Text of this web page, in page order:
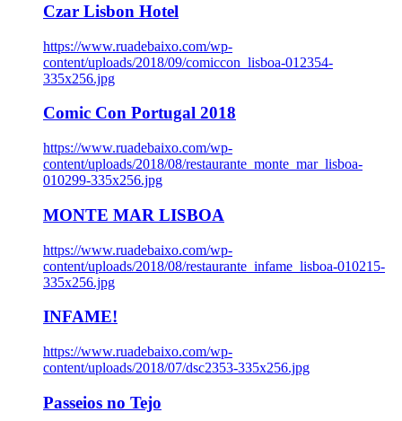
Czar Lisbon Hotel
https://www.ruadebaixo.com/wp-
content/uploads/2018/09/comiccon_lisboa-012354-
335x256.jpg
Comic Con Portugal 2018
https://www.ruadebaixo.com/wp-
content/uploads/2018/08/restaurante_monte_mar_lisboa-
010299-335x256.jpg
MONTE MAR LISBOA
https://www.ruadebaixo.com/wp-
content/uploads/2018/08/restaurante_infame_lisboa-010215-
335x256.jpg
INFAME!
https://www.ruadebaixo.com/wp-
content/uploads/2018/07/dsc2353-335x256.jpg
Passeios no Tejo